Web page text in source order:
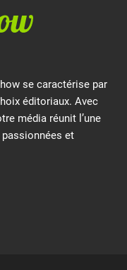
se caractérise par
éditoriaux. Avec
média réunit l’une
et